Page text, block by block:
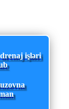
işləri